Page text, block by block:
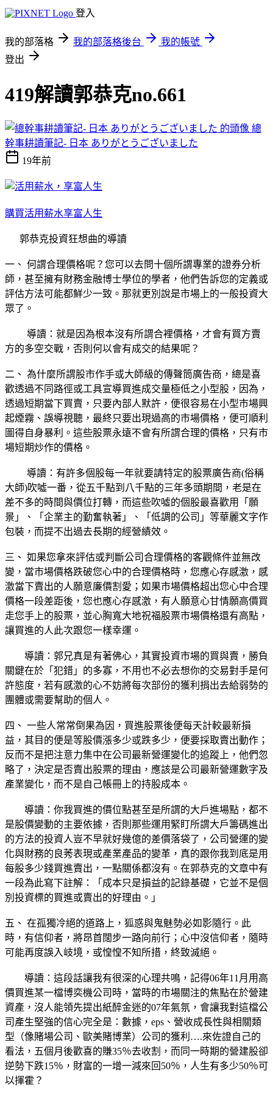
登入
我的部落格 我的部落格後台
我的帳號
登出
419解讀郭恭克no.661
總
幹事耕讀筆記- 日本 ありがとうございました
19年前
購買活用薪水享富人生
郭恭克投資狂想曲的導讀
一、 何謂合理價格呢？您可以去問十個所謂專業的證券分析
師，甚至擁有財務金融博士學位的學者，他們告訴您的定義或
評估方法可能都鮮少一致。那就更別說是市場上的一般投資大
眾了。
導讀：就是因為根本沒有所謂合裡價格，才會有買方賣
方的多空交戰，否則何以會有成交的結果呢？
二、 為什麼所謂股市作手或大師級的傳聲筒廣告商，總是喜
歡透過不同路徑或工具宣導買進成交量極低之小型股，因為，
透過短期當下買賣，只要內部人默許，便很容易在小型市場興
起煙霧、誤導視聽，最終只要出現過高的市場價格，便可順利
圖得自身暴利。這些股票永遠不會有所謂合理的價格，只有市
場短期炒作的價格。
導讀：有許多個股每一年就要請特定的股票廣告商(俗稱
大師)吹噓一番，從五千點到八千點的三年多頭期間，老是在
差不多的時間與價位打轉，而這些吹噓的個股最喜歡用「願
景」、「企業主的勤奮執著」、「低調的公司」等華麗文字作
包裝，而提不出過去長期的經營績效。
三、 如果您拿來評估或判斷公司合理價格的客觀條件並無改
變，當市場價格跌破您心中的合理價格時，您應心存感激，感
激當下賣出的人願意廉價割愛；如果市場價格超出您心中合理
價格一段差距後，您也應心存感激，有人願意心甘情願高價買
走您手上的股票，並心胸寬大地祝福股票市場價格還有高點，
讓買進的人此次跟您一樣幸運。
導讀：郭兄真是有著佛心，其實投資市場的買與賣，勝負
關鍵在於「犯錯」的多寡，不用也不必去想你的交易對手是何
許態度，若有感激的心不妨將每次部份的獲利捐出去給弱勢的
團體或需要幫助的個人。
四、 一些人常常倒果為因，買進股票後便每天計較最新損
益，其目的便是等股價漲多少或跌多少，便要採取賣出動作；
反而不是把注意力集中在公司最新營運變化的追蹤上，他們忽
略了，決定是否賣出股票的理由，應該是公司最新營運數字及
產業變化，而不是自己帳冊上的持股成本。
導讀：你我買進的價位點甚至是所謂的大戶進場點，都不
是股價變動的主要依據，否則那些運用緊盯所謂大戶籌碼進出
的方法的投資人豈不早就好幾億的差價落袋了，公司營運的變
化與財務的良莠表現或產業產品的變革，真的跟你我到底是用
每股多少錢買進賣出，一點關係都沒有。在郭恭克的文章中有
一段為此寫下註解：「成本只是損益的記錄基礎，它並不是個
別投資標的買進或賣出的好理由。」
五、 在孤獨冷絕的道路上，狐惑與鬼魅勢必如影隨行。此
時，有信仰者，將昂首闊步一路向前行；心中沒信仰者，隨時
可能再度誤入岐境，或惶惶不知所措，終致滅絕。
導讀：這段話讓我有很深的心理共鳴，記得06年11月用高
價買進某一檔博奕機公司時，當時的市場關注的焦點在於營建
資產，沒人能領先提出紙醉金迷的07年氣氛，會讓我對這檔公
司產生堅強的信心完全是：數據，eps、營收成長性與相關類
型（像賭場公司、歐美賭博業）公司的獲利….來佐證自己的
看法，五個月後歡喜的賺35％去收割，而同一時期的營建股卻
逆勢下跌15％，財富的一增一減來回50％，人生有多少50％可
以揮霍？